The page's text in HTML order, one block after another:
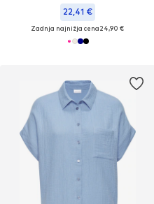
22,41 €
Zadnja najnižja cena24,90 €